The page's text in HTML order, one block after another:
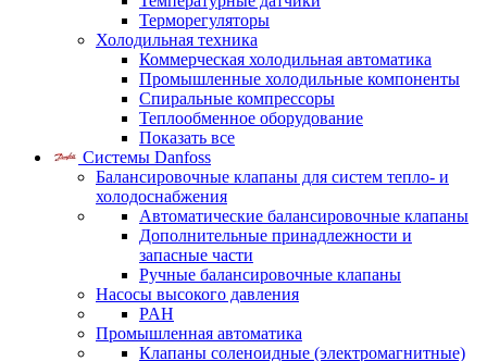
Терморегуляторы
Холодильная техника
Коммерческая холодильная автоматика
Промышленные холодильные компоненты
Спиральные компрессоры
Теплообменное оборудование
Показать все
Системы Danfoss
Балансировочные клапаны для систем тепло- и
холодоснабжения
Автоматические балансировочные клапаны
Дополнительные принадлежности и
запасные части
Ручные балансировочные клапаны
Насосы высокого давления
PAH
Промышленная автоматика
Клапаны соленоидные (электромагнитные)